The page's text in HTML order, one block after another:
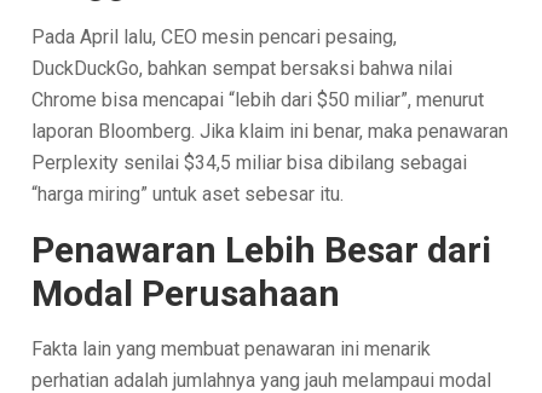
Pada April lalu, CEO mesin pencari pesaing,
DuckDuckGo, bahkan sempat bersaksi bahwa nilai
Chrome bisa mencapai “lebih dari $50 miliar”, menurut
laporan Bloomberg. Jika klaim ini benar, maka penawaran
Perplexity senilai $34,5 miliar bisa dibilang sebagai
“harga miring” untuk aset sebesar itu.
Penawaran Lebih Besar dari
Modal Perusahaan
Fakta lain yang membuat penawaran ini menarik
perhatian adalah jumlahnya yang jauh melampaui modal